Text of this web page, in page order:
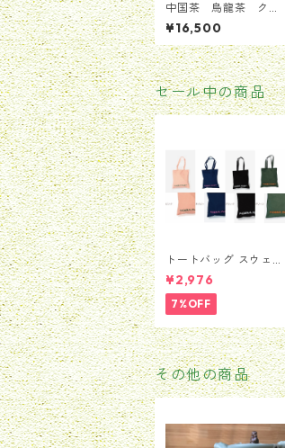
中国茶 烏龍茶 クリ
スマス限定 ギフト 全
国送料無料
¥16,500
セール中の商品
トートバッグ スウェー
デン Moderna Muse
et モデルナ 美術館 ス
トックホルム メン
ズ レディース 男
女兼用 並行輸入品 送
料無料 カバン バッ
グ BAG かばん
¥2,976
7%OFF
その他の商品